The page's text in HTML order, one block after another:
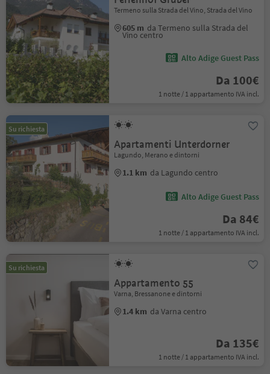
Termeno sulla Strada del Vino, Strada del Vino
605 m da Termeno sulla Strada del
Vino centro
Alto Adige Guest Pass
Da 100€
1 notte / 1 appartamento IVA incl.
Su richiesta
Apartamenti Unterdorner
Lagundo, Merano e dintorni
1.1 km da Lagundo centro
Alto Adige Guest Pass
Da 84€
1 notte / 1 appartamento IVA incl.
Su richiesta
Appartamento 55
Varna, Bressanone e dintorni
1.4 km da Varna centro
Da 135€
1 notte / 1 appartamento IVA incl.